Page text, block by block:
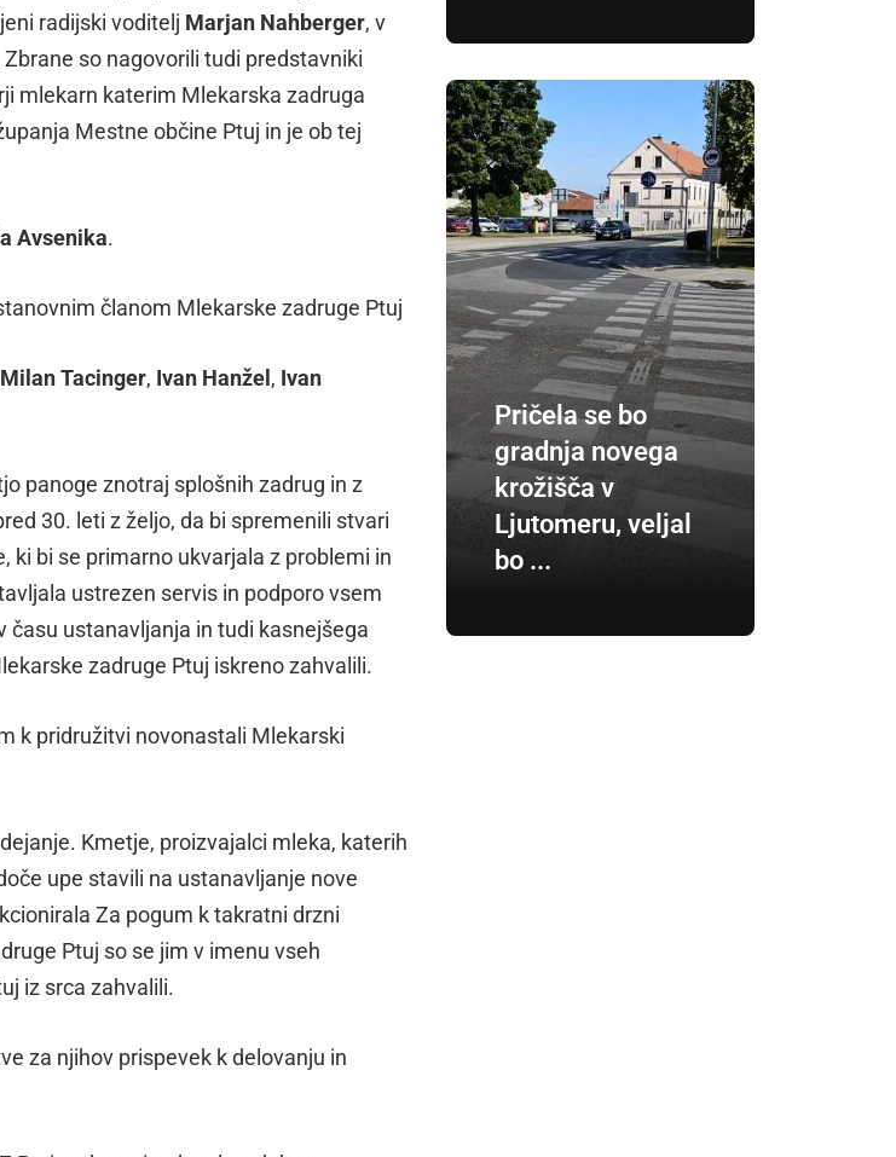
radijski voditelj Marjan Nahberger, v
Zbrane so nagovorili tudi predstavniki
mlekarn katerim Mlekarska zadruga
Mestne občine Ptuj in je ob tej
Avsenika.
članom Mlekarske zadruge Ptuj
Milan Tacinger, Ivan Hanžel, Ivan
panoge znotraj splošnih zadrug in z
30. leti z željo, da bi spremenili stvari
ki bi se primarno ukvarjala z problemi in
ustrezen servis in podporo vsem
času ustanavljanja in tudi kasnejšega
zadruge Ptuj iskreno zahvalili.
k pridružitvi novonastali Mlekarski
Kmetje, proizvajalci mleka, katerih
upe stavili na ustanavljanje nove
Za pogum k takratni drzni
Ptuj so se jim v imenu vseh
iz srca zahvalili.
za njihov prispevek k delovanju in
Pričela se bo
gradnja novega
krožišča v
Ljutomeru, veljal
bo ...